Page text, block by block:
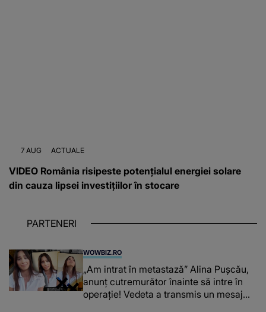
7 AUG ACTUALE
VIDEO România risipeste potențialul energiei solare
din cauza lipsei investițiilor în stocare
PARTENERI
WOWBIZ.RO
„Am intrat în metastază” Alina Pușcău,
anunț cutremurător înainte să intre în
operație! Vedeta a transmis un mesaj